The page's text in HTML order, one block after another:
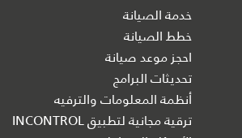
خدمة الصيانة
خطط الصيانة
احجز موعد صيانة
تحديثات البرامج
أنظمة المعلومات والترفيه
ترقية مجانية لتطبيق INCONTROL